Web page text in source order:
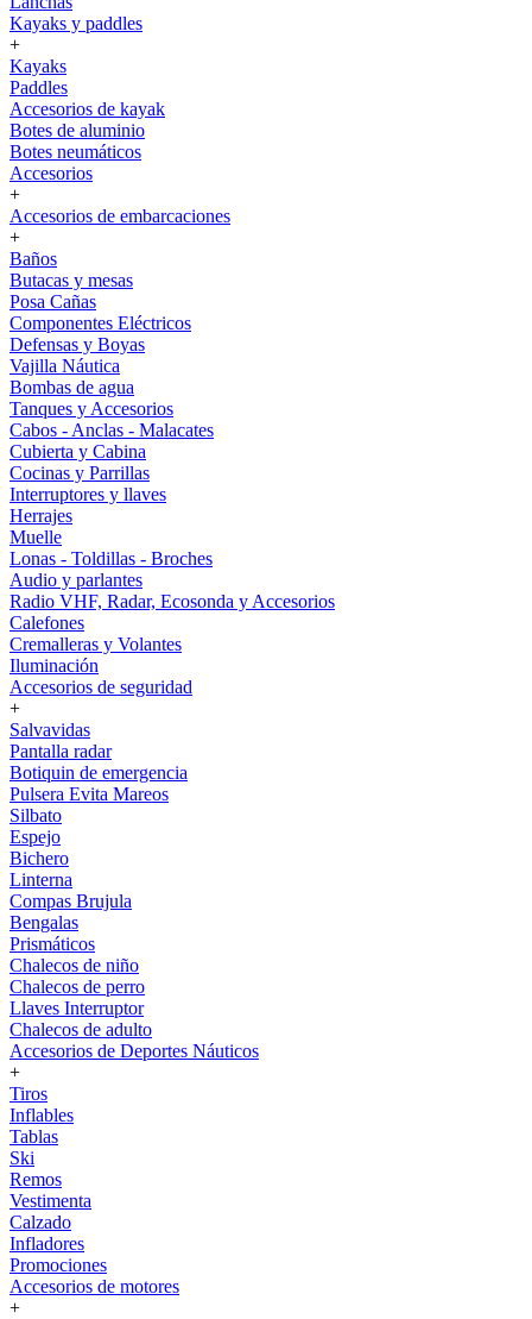
Kayaks y paddles
+
Kayaks
Paddles
Accesorios de kayak
Botes de aluminio
Botes neumáticos
Accesorios
+
Accesorios de embarcaciones
+
Baños
Butacas y mesas
Posa Cañas
Componentes Eléctricos
Defensas y Boyas
Vajilla Náutica
Bombas de agua
Tanques y Accesorios
Cabos - Anclas - Malacates
Cubierta y Cabina
Cocinas y Parrillas
Interruptores y llaves
Herrajes
Muelle
Lonas - Toldillas - Broches
Audio y parlantes
Radio VHF, Radar, Ecosonda y Accesorios
Calefones
Cremalleras y Volantes
Iluminación
Accesorios de seguridad
+
Salvavidas
Pantalla radar
Botiquin de emergencia
Pulsera Evita Mareos
Silbato
Espejo
Bichero
Linterna
Compas Brujula
Bengalas
Prismáticos
Chalecos de niño
Chalecos de perro
Llaves Interruptor
Chalecos de adulto
Accesorios de Deportes Náuticos
+
Tiros
Inflables
Tablas
Ski
Remos
Vestimenta
Calzado
Infladores
Promociones
Accesorios de motores
+